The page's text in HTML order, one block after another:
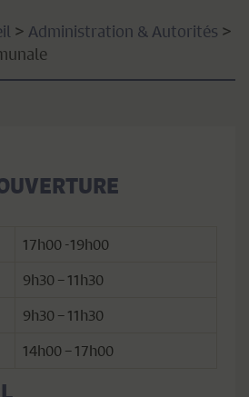
> Administration & Autorités >
17h00 -19h00
9h30 – 11h30
9h30 – 11h30
14h00 – 17h00